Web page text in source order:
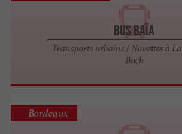
Bus BAÏA
Transports urbains / Navettes à La
Buch
Bordeaux